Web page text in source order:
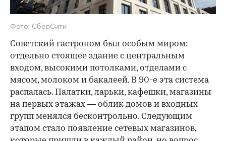
Фото: СберСити
Советский гастроном был особым миром:
отдельно стоящее здание с центральным
входом, высокими потолками, отделами с
мясом, молоком и бакалеей. В 90-е эта система
распалась. Палатки, ларьки, кафешки, магазины
на первых этажах — облик домов и входных
групп менялся бесконтрольно. Следующим
этапом стало появление сетевых магазинов,